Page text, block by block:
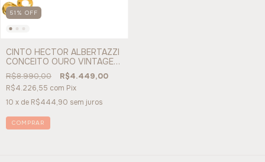
51 % OFF
CINTO HECTOR ALBERTAZZI
CONCEITO OURO VINTAGE -
REF 162495
R$8.990,00 R$4.449,00
R$4.226,55 com Pix
10 x de R$444,90 sem juros